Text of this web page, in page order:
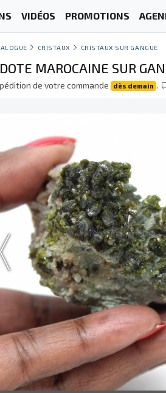
VIDÉOS PROMOTIONS
CRISTAUX CRISTAUX SUR GANGUE
MAROCAINE SUR
de votre commande dès demain .